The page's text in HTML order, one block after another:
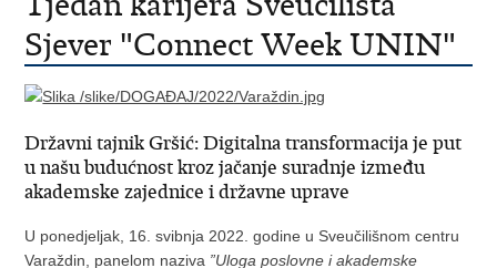
Sjever "Connect Week UNIN"
Državni tajnik Gršić: Digitalna transformacija je put
u našu budućnost kroz jačanje suradnje između
akademske zajednice i državne uprave
U ponedjeljak, 16. svibnja 2022. godine u Sveučilišnom centru
Varaždin, panelom naziva ”Uloga poslovne i akademske